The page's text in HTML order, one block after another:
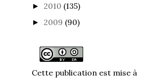
► 2010 (135)
► 2009 (90)
Cette publication est mise à